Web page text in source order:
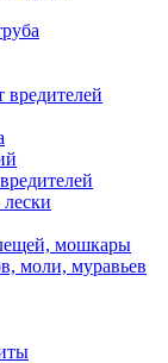
вредителей
мошкары
моли, муравьев